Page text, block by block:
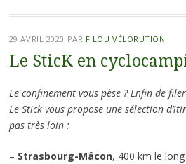
29 AVRIL 2020 PAR FILOU VÉLORUTION
Le SticK en
Le confinement vous pèse ? Enfin de
Le Stick vous propose une sélection
pas très loin :
– Strasbourg-Mâcon, 400 km le